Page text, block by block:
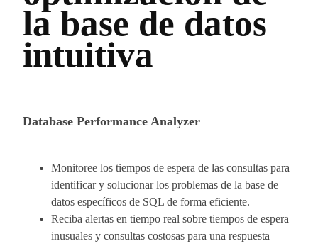
la base de datos
intuitiva
Database Performance Analyzer
Monitoree los tiempos de espera de las consultas para
identificar y solucionar los problemas de la base de
datos específicos de SQL de forma eficiente.
Reciba alertas en tiempo real sobre tiempos de espera
inusuales y consultas costosas para una respuesta